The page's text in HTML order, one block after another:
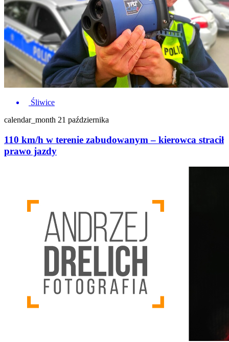
Śliwice
calendar_month 21 października
110 km/h w terenie zabudowanym – kierowca stracił
prawo jazdy